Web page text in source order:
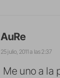
AuRe
25 julio, 2011 a las 2:37
Me uno a la